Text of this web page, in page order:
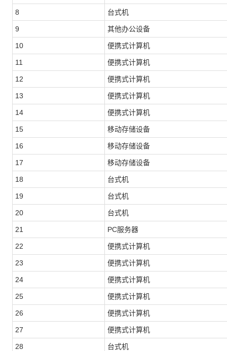
8 台式机
9 其他办公设备
10 便携式计算机
11 便携式计算机
12 便携式计算机
13 便携式计算机
14 便携式计算机
15 移动存储设备
16 移动存储设备
17 移动存储设备
18 台式机
19 台式机
20 台式机
21 PC服务器
22 便携式计算机
23 便携式计算机
24 便携式计算机
25 便携式计算机
26 便携式计算机
27 便携式计算机
28 台式机